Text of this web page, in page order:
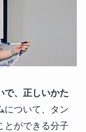
で、正しいかた
について、タン
とができる分子